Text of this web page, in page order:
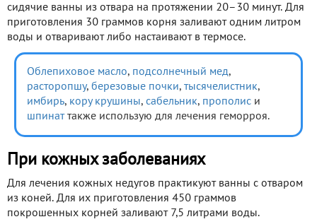
сидячие ванны из отвара на протяжении 20–30 минут. Для
приготовления 30 граммов корня заливают одним литром
воды и отваривают либо настаивают в термосе.
Облепиховое масло, подсолнечный мед,
расторопшу, березовые почки, тысячелистник,
имбирь, кору крушины, сабельник, прополис и
шпинаттакже использую для лечения геморроя.
При кожных заболеваниях
Для лечения кожных недугов практикуют ванны с отваром
из коней. Для их приготовления 450 граммов
покрошенных корней заливают 7,5 литрами воды.